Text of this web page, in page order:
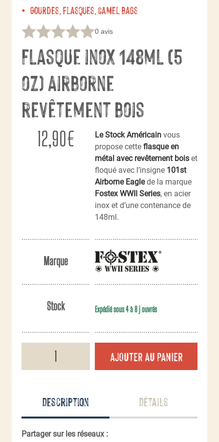
Gourdes, flasques, Camel bags
0 avis
Flasque inox 148ml (5
oz) Airborne
revêtement bois
12,90€ Le Stock Américain vous
propose cette flasque en
métal avec revêtement bois et
floqué avec l’insigne 101st
Airborne Eaglede la marque
Fostex WWII Series, en acier
inox et d’une contenance de
148ml.
Marque
Stock Expédié sous 4 à 8 j ouvrés
Airborne
revêtement
AJOUTER AU PANIER
Description Détails
Partager sur les réseaux :